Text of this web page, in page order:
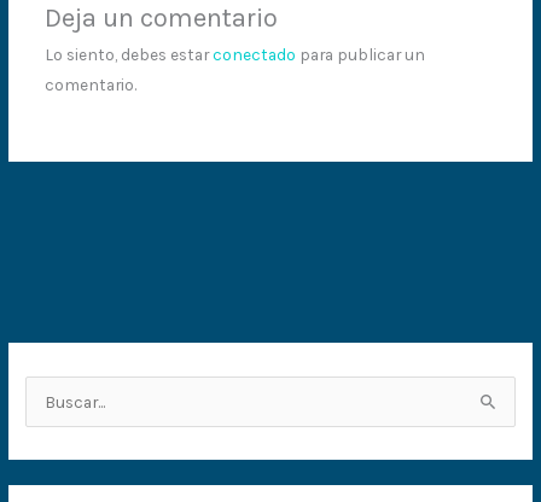
Deja un comentario
Lo siento, debes estarconectado para publicar un
comentario.